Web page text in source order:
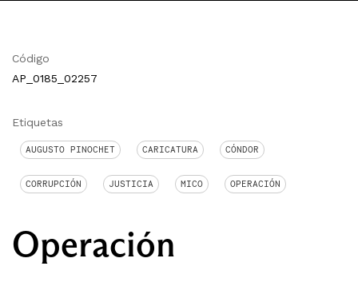
Código
AP_0185_02257
Etiquetas
AUGUSTO PINOCHET CARICATURA CÓNDOR
CORRUPCIÓN JUSTICIA MICO OPERACIÓN
Operación